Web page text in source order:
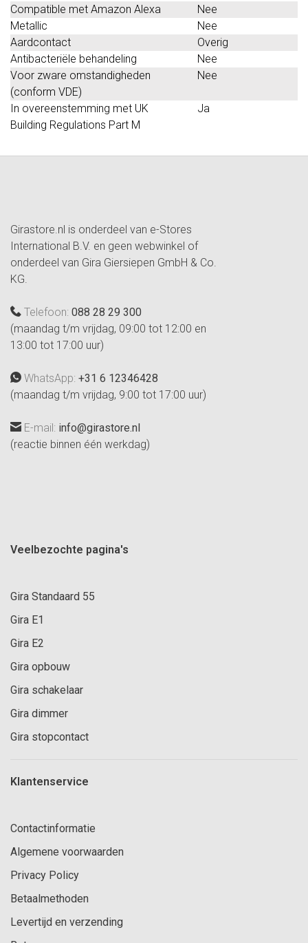
Compatible met Amazon Alexa
Nee
Metallic
Nee
Aardcontact
Overig
Antibacteriële behandeling
Nee
Voor zware omstandigheden
(conform VDE)
Nee
In overeenstemming met UK
Building Regulations Part M
Ja
Girastore.nl is onderdeel van e-Stores
International B.V. en geen webwinkel of
onderdeel van Gira Giersiepen GmbH & Co.
KG.
Telefoon: 088 28 29 300
(maandag t/m vrijdag, 09:00 tot 12:00 en
13:00 tot 17:00 uur)
WhatsApp: +31 6 12346428
(maandag t/m vrijdag, 9:00 tot 17:00 uur)
E-mail: info@girastore.nl
(reactie binnen één werkdag)
Veelbezochte pagina's
Gira Standaard 55
Gira E1
Gira E2
Gira opbouw
Gira schakelaar
Gira dimmer
Gira stopcontact
Klantenservice
Contactinformatie
Algemene voorwaarden
Privacy Policy
Betaalmethoden
Levertijd en verzending